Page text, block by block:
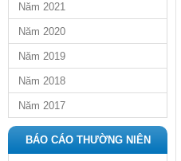
Năm 2021
Năm 2020
Năm 2019
Năm 2018
Năm 2017
BÁO CÁO THƯỜNG NIÊN